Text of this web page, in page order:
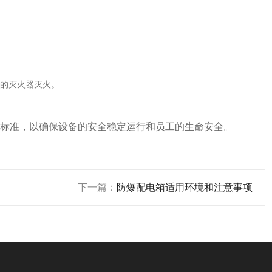
灭火器灭火。
，以确保设备的安全稳定运行和员工的生命安全。
下一篇： 防爆配电箱适用环境和注意事项